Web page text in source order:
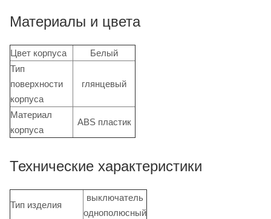
Материалы и цвета
Цвет корпуса
Белый
Тип
поверхности
корпуса
глянцевый
Материал
корпуса
ABS пластик
Технические характеристики
Тип изделия
выключатель
однополюсный